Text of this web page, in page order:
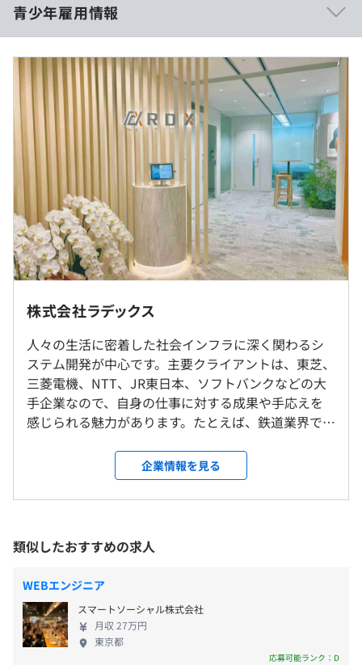
相談の上、ご希望のマシンを支給いたします。
プロジェクトごとに選択、ウォーターフォール、ドメイン
駆動設計
年2回の面談あります。
・静岡
※配属は本人の希望を考慮します。
就業場所の変更範囲
＜雇入時＞
静岡
＜変更範囲＞
会社の定める場所（テレワークを行う場所を含む）
受動喫煙防止措置に関する事項
屋内禁煙（屋外に喫煙場所あり）
JR東海道新幹線・東海道本線 三島駅より徒歩10分
伊豆箱根鉄道 三島広小路駅より徒歩5分
・大学院卒 241,100円
・大学卒・専門4年卒 230,000円
・専門3年卒 222,200円
・短大・専門卒 217,200
・高専卒 217,200円
上記初任給に加え、残業代、諸手当を別途支給。
（※想定年収は年収提示額を保証するものではありません）
9：30〜17：00
・実働8時間のフレックスタイム制
・コアタイム 10:00～15:00
休憩時間：休憩60分 ※昼食時間は業務の都合により各々
の自主性に任せています
平均残業時間：11.59時間(2025年実績)
・完全週休2日（土・日）
・祝日
・年末年始
・夏期休暇
・有給休暇
・育児休暇制度
・介護休暇制度
青少年雇用情報
過去３年間の新卒採用者数・離職者数
前年度 採用者数18人 離職者数0人
2年度前 採用者数15人 離職者数0人
3年度前 採用者数15人 離職者数2人
過去３年間の新卒採用者数の男女別人数
前年度 男性12人 女性6人
2年度前 男性10人 女性5人
3年度前 男性9人 女性6人
平均勤続年数
14.7年
研修の有無及び内容
新入社員研修、昇格者研修、管理者研修、技術者研修など
自己啓発支援の有無及びその内容
業務に連携した資格などについては取得費用の会社負担や
メンター制度の有無
キャリアコンサルティング制度の有無及びその内容
に関する相談なども実施
なし
株式会社ラデックス
人々の生活に密着した社会インフラに深く関わるシ
ステム開発が中心です。主要クライアントは、東芝、
三菱電機、NTT、JR東日本、ソフトバンクなどの大
手企業なので、自身の仕事に対する成果や手応えを
感じられる魅力があります。たとえば、鉄道業界で
広い領域でわたしたちの技術が活用されています。そ
の他にも、高速道路のETCシステム、通信会社や旅行
会社などの業務システム、大手重電メーカーを通じ
開発など、日常のあらゆるシーンを支える…そんな
やりがいの大きい仕事です。 顧客との信頼関係や高
い技術力が認められており、最上流工程から任され
る1次請けのプロジェクトが豊富。そのため、クライ
アントや上司から言われたことをただ実装するとい
うことはありません。エンジニアが直接クライアン
トから要望を引き出し、ITで解決すべき重要な課題
企業情報を見る
類似したおすすめの求人
WEBエンジニア
スマートソーシャル株式会社
月収 27万円
東京都
応募可能ランク：D